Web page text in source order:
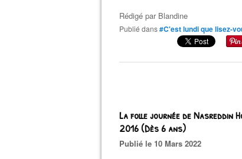
Rédigé par Blandine
Publié dans#C'est lundi que lisez-
La folle journée de Nasreddin
2016 (Dès 6 ans)
Publié le 10 Mars 2022